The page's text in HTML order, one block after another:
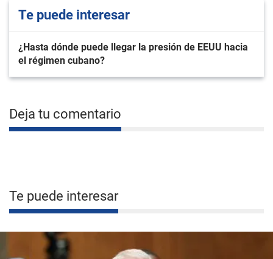
Te puede interesar
¿Hasta dónde puede llegar la presión de EEUU hacia
el régimen cubano?
Deja tu comentario
Te puede interesar